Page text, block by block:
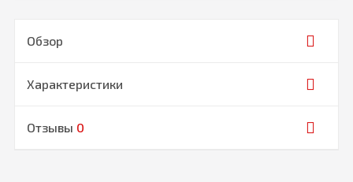
Обзор
Характеристики
Отзывы 0